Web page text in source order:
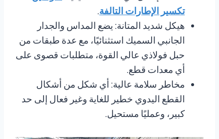
تكسير الإطارات التالفة.
هيكل شديد المتانة: يضع المداس والجدار
الجانبي السميك استثنائيًا، مع عدة طبقات من
حبل فولاذي عالي القوة، متطلبات قصوى على
أي معدات قطع.
مخاطر سلامة عالية: أي شكل من أشكال
القطع اليدوي خطير للغاية وغير فعال إلى حد
كبير، وعمليًا مستحيل.